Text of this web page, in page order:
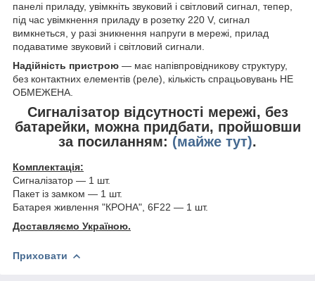
панелі приладу, увімкніть звуковий і світловий сигнал, тепер,
під час увімкнення приладу в розетку 220 V, сигнал
вимкнеться, у разі зникнення напруги в мережі, прилад
подаватиме звуковий і світловий сигнали.
Надійність пристрою ― має напівпровідникову структуру,
без контактних елементів (реле), кількість спрацьовувань НЕ
ОБМЕЖЕНА.
Сигналізатор відсутності мережі, без
батарейки, можна придбати, пройшовши
за посиланням: (майже тут).
Комплектація:
Сигналізатор — 1 шт.
Пакет із замком — 1 шт.
Батарея живлення "КРОНА", 6F22 — 1 шт.
Доставляємо Україною.
Приховати